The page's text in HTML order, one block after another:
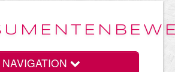
NAVIGATION